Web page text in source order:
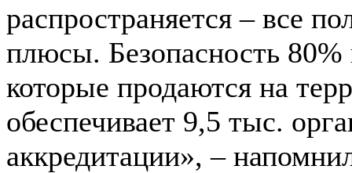
распространяется – все
плюсы. Безопасность 80%
которые продаются на
обеспечивает 9,5 тыс.
аккредитации», –